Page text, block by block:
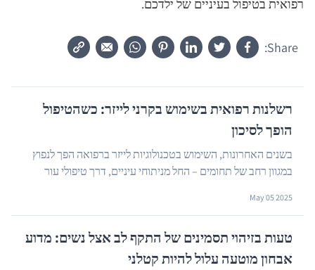
רפואית בטיפול בעיניים של ילדכם.
Share:
רשלנות רפואית בשימוש בקרני לייזר: כשהטיפול
הופך לסיכון
בשנים האחרונות, השימוש בטכנולוגיות לייזר ברפואה הפך לנפוץ
במגוון רחב של תחומים – החל מניתוחי עיניים, דרך טיפולי עור
May 05 2025
טעות בזיהוי תסמינים של התקף לב אצל נשים: מדוע
אבחון מוטעה עלול להיות קטלני